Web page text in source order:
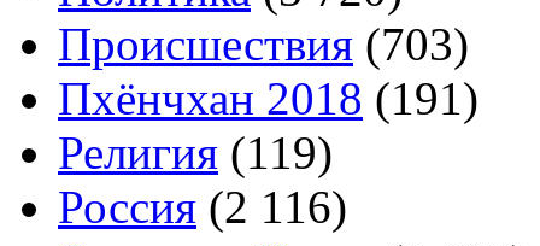
Происшествия (703)
Пхёнчхан 2018 (191)
Религия (119)
Россия (2 116)